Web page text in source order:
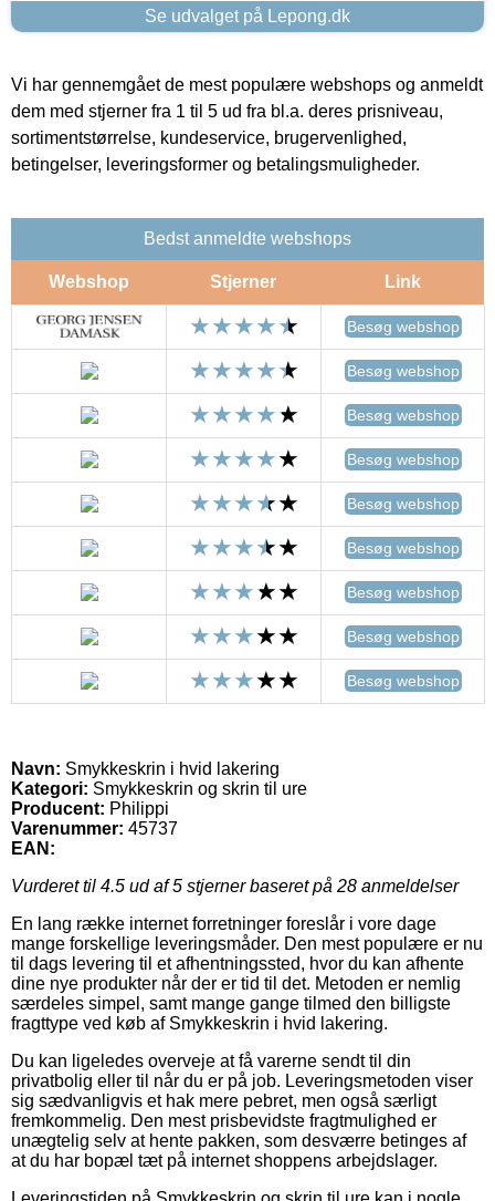
Se udvalget på Lepong.dk
Vi har gennemgået de mest populære webshops og anmeldt
dem med stjerner fra 1 til 5 ud fra bl.a. deres prisniveau,
sortimentstørrelse, kundeservice, brugervenlighed,
betingelser, leveringsformer og betalingsmuligheder.
Bedst anmeldte webshops
Webshop Stjerner Link
Besøg webshop
Besøg webshop
Besøg webshop
Besøg webshop
Besøg webshop
Besøg webshop
Besøg webshop
Besøg webshop
Besøg webshop
Navn: Smykkeskrin i hvid lakering
Kategori: Smykkeskrin og skrin til ure
Producent: Philippi
Varenummer: 45737
EAN:
Vurderet til 4.5 ud af 5 stjerner baseret på 28 anmeldelser
En lang række internet forretninger foreslår i vore dage
mange forskellige leveringsmåder. Den mest populære er nu
til dags levering til et afhentningssted, hvor du kan afhente
dine nye produkter når der er tid til det. Metoden er nemlig
særdeles simpel, samt mange gange tilmed den billigste
fragttype ved køb af Smykkeskrin i hvid lakering.
Du kan ligeledes overveje at få varerne sendt til din
privatbolig eller til når du er på job. Leveringsmetoden viser
sig sædvanligvis et hak mere pebret, men også særligt
fremkommelig. Den mest prisbevidste fragtmulighed er
unægtelig selv at hente pakken, som desværre betinges af
at du har bopæl tæt på internet shoppens arbejdslager.